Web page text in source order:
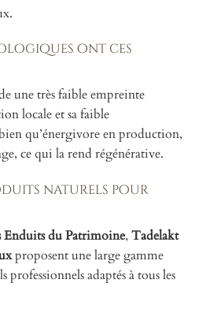
ont ces
une très faible empreinte
locale et sa faible
qu’énergivore en production,
ce qui la rend régénérative.
naturels pour
Enduits du Patrimoine, Tadelakt
proposent une large gamme
professionnels adaptés à tous les